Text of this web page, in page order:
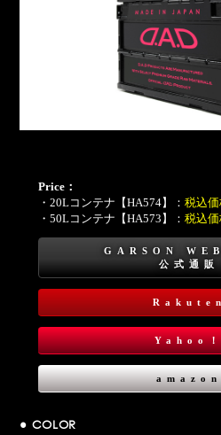
Price：
・20Lコンテナ【HA574】： 税込価
・50Lコンテナ【HA573】： 税込価
GARSON
公式通販
Yahoo
● COLOR